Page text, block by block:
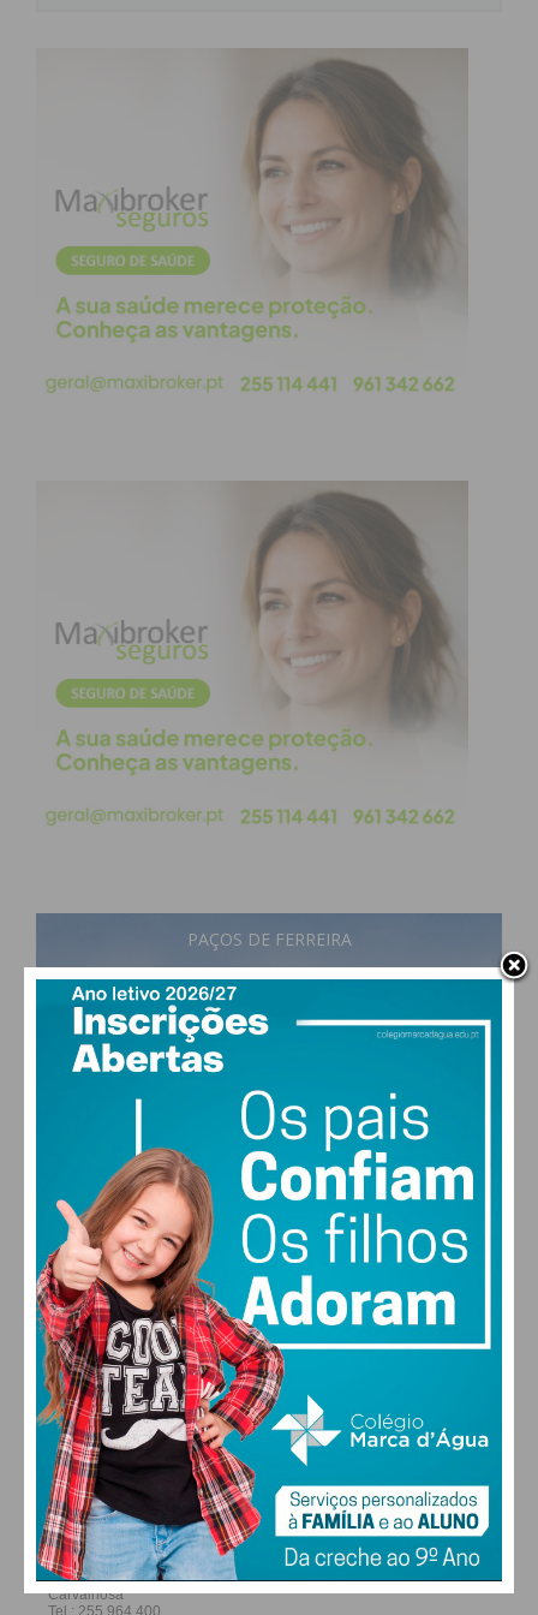
Subscreva a newsletter do
Imediato
Assine nossa newsletter por e-mail e
obtenha de forma regular a informação
atualizada.
Eu li e concordo com ostermos e
condições
PAÇOS DE FERREIRA
22°
76% humidade
vento: 2m/s O
22°
SÁB
26
DOM
28
SEG
30
TER
ALTERAR
FARMACIAS DE SERVIÇO EM PAÇOS DE
FERREIRA